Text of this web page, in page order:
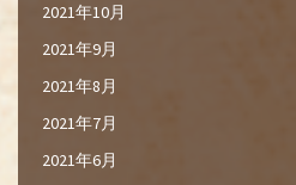
2021年10月
2021年9月
2021年8月
2021年7月
2021年6月